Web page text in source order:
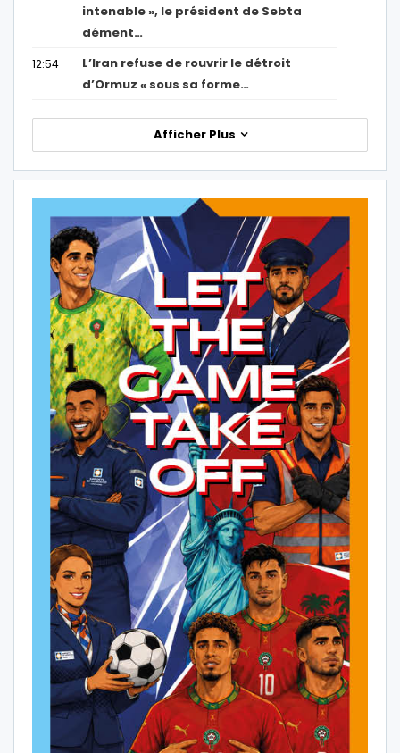
intenable », le président de Sebta
dément…
12:54
L’Iran refuse de rouvrir le détroit
d’Ormuz « sous sa forme…
Afficher Plus